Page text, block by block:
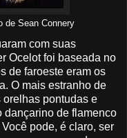
de Sean Connery
com suas
Ocelot foi baseada no
de faroeste eram os
O mais estranho de
orelhas pontudas e
dançarino de flamenco
pode, é claro, ser